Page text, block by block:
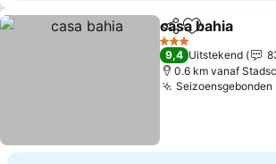
DelenToevoegen
casa bahia
3 Sterren
9,4 Uitstekend
0.6 km vanaf